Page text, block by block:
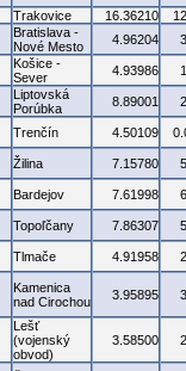
Trakovice 16.36210
Bratislava -
Nové Mesto
4.96204
Košice -
Sever
4.93986
Liptovská
Porúbka
8.89001
Trenčín 4.50109
Žilina 7.15780
Bardejov 7.61998
Topoľčany 7.86307
Tlmače 4.91958
Kamenica
nad Cirochou
3.95895
Lešť
(vojenský
obvod)
3.58500